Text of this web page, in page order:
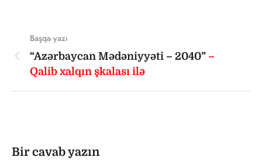
Başqa yazı
“Azərbaycan Mədəniyyəti – 2040” –
Qalib xalqın şkalası ilə
Bir cavab yazın